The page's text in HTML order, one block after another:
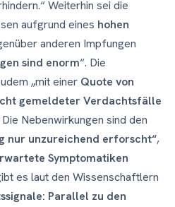
Weiterhin sei die
aufgrund eines hohen
anderen Impfungen
sind enorm“. Die
„mit einer Quote von
gemeldeter Verdachtsfälle
Nebenwirkungen sind den
nur unzureichend erforscht“,
Symptomatiken
es laut den Wissenschaftlern
Parallel zu den